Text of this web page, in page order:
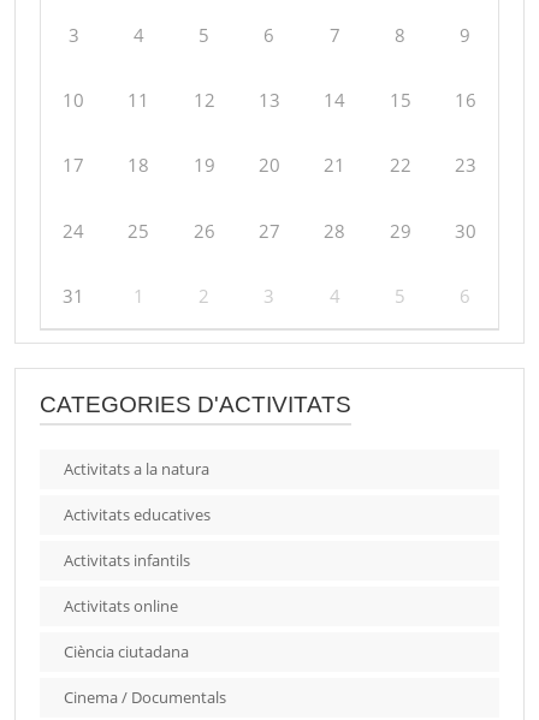
3 4 5 6 7 8 9
10 11 12 13 14 15 16
17 18 19 20 21 22 23
24 25 26 27 28 29 30
31 1 2 3 4 5 6
CATEGORIES D'ACTIVITATS
Activitats a la natura
Activitats educatives
Activitats infantils
Activitats online
Ciència ciutadana
Cinema / Documentals